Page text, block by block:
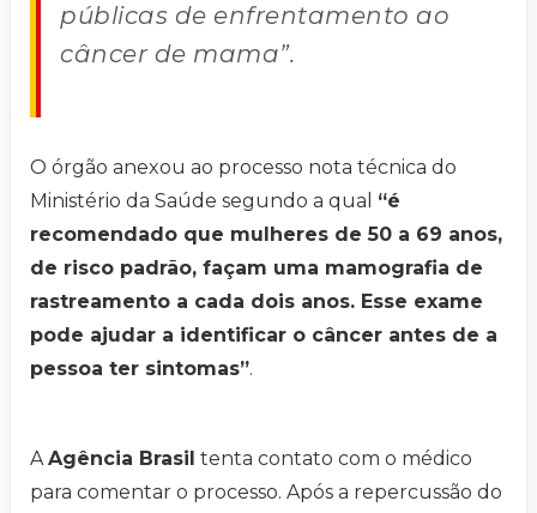
públicas de enfrentamento ao
câncer de mama”.
O órgão anexou ao processo nota técnica do
Ministério da Saúde segundo a qual “é
recomendado que mulheres de 50 a 69 anos,
de risco padrão, façam uma mamografia de
rastreamento a cada dois anos. Esse exame
pode ajudar a identificar o câncer antes de a
pessoa ter sintomas”.
AAgência Brasil tenta contato com o médico
para comentar o processo. Após a repercussão do